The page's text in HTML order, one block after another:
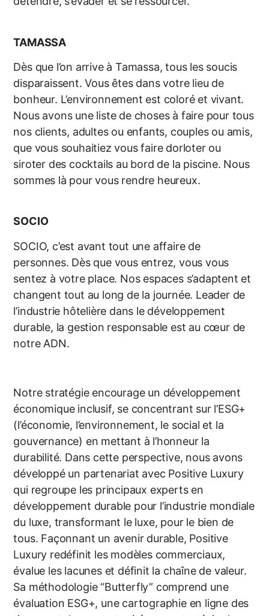
TAMASSA
Dès que l’on arrive à Tamassa, tous les soucis
disparaissent. Vous êtes dans votre lieu de
bonheur. L’environnement est coloré et vivant.
Nous avons une liste de choses à faire pour tous
nos clients, adultes ou enfants, couples ou amis,
que vous souhaitiez vous faire dorloter ou
siroter des cocktails au bord de la piscine. Nous
sommes là pour vous rendre heureux.
SOCIO
SOCIO, c’est avant tout une affaire de
personnes. Dès que vous entrez, vous vous
sentez à votre place. Nos espaces s’adaptent et
changent tout au long de la journée. Leader de
l’industrie hôtelière dans le développement
durable, la gestion responsable est au cœur de
notre ADN.
Notre stratégie encourage un développement
économique inclusif, se concentrant sur l’ESG+
(l’économie, l’environnement, le social et la
gouvernance) en mettant à l’honneur la
durabilité. Dans cette perspective, nous avons
développé un partenariat avec Positive Luxury
qui regroupe les principaux experts en
développement durable pour l’industrie mondiale
du luxe, transformant le luxe, pour le bien de
tous. Façonnant un avenir durable, Positive
Luxury redéfinit les modèles commerciaux,
évalue les lacunes et définit la chaîne de valeur.
Sa méthodologie “Butterfly” comprend une
évaluation ESG+, une cartographie en ligne des